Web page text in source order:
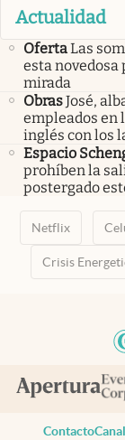
Actualidad
OfertaLas
esta
mirada
ObrasJosé,
empleados en
inglés con los
Espacio
prohíben la
postergado
Netflix
Crisis
Contacto